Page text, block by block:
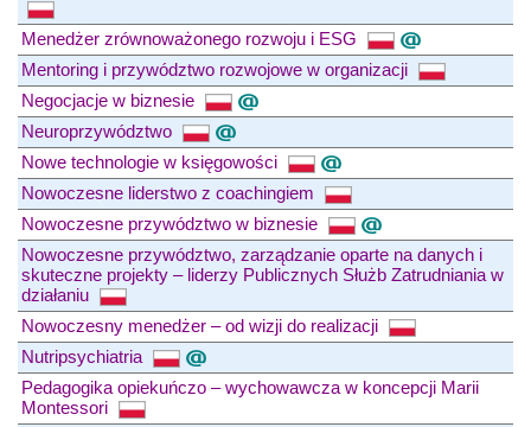
Menedżer zrównoważonego rozwoju i ESG
Mentoring i przywództwo rozwojowe w organizacji
Negocjacje w biznesie
Neuroprzywództwo
Nowe technologie w księgowości
Nowoczesne liderstwo z coachingiem
Nowoczesne przywództwo w biznesie
Nowoczesne przywództwo, zarządzanie oparte na danych i
skuteczne projekty – liderzy Publicznych Służb Zatrudniania w
działaniu
Nowoczesny menedżer – od wizji do realizacji
Nutripsychiatria
Pedagogika opiekuńczo – wychowawcza w koncepcji Marii
Montessori